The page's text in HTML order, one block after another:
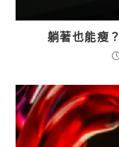
躺著也能瘦